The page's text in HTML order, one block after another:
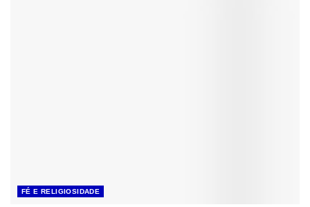
FÉ E RELIGIOSIDADE